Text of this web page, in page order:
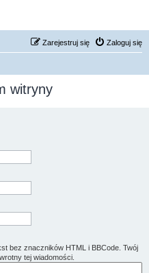
Zaloguj się
Zarejestruj się
witryny
bez znaczników HTML i BBCode. Twój
tej wiadomości.